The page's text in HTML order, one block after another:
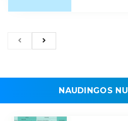
NAUDINGOS